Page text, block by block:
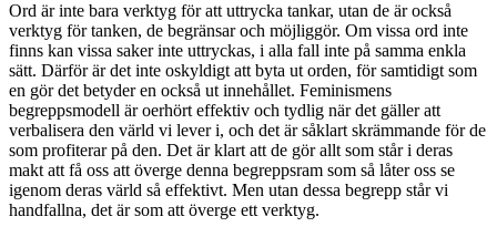
Ord är inte bara verktyg för att uttrycka tankar, utan de är också
verktyg för tanken, de begränsar och möjliggör. Om vissa ord inte
finns kan vissa saker inte uttryckas, i alla fall inte på samma enkla
sätt. Därför är det inte oskyldigt att byta ut orden, för samtidigt som
en gör det betyder en också ut innehållet. Feminismens
begreppsmodell är oerhört effektiv och tydlig när det gäller att
verbalisera den värld vi lever i, och det är såklart skrämmande för de
som profiterar på den. Det är klart att de gör allt som står i deras
makt att få oss att överge denna begreppsram som så låter oss se
igenom deras värld så effektivt. Men utan dessa begrepp står vi
handfallna, det är som att överge ett verktyg.